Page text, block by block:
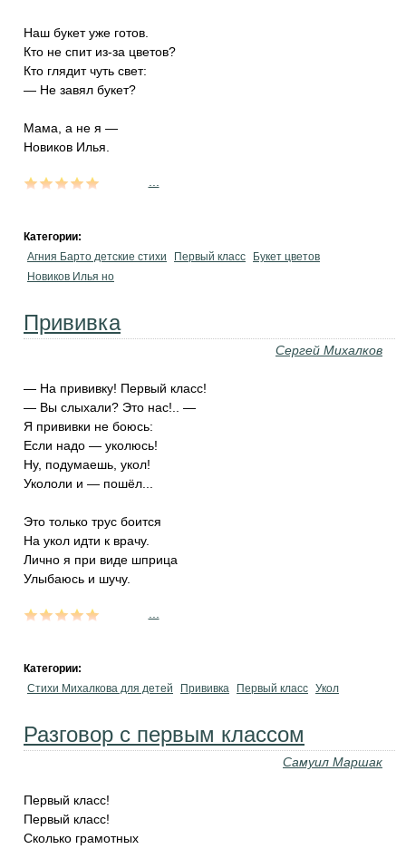
Наш букет уже готов.
Кто не спит из-за цветов?
Кто глядит чуть свет:
— Не завял букет?
Мама, а не я —
Новиков Илья.
Категории:
Агния Барто детские стихи
Первый класс
Букет цветов
Новиков Илья но
Прививка
Сергей Михалков
— На прививку! Первый класс!
— Вы слыхали? Это нас!.. —
Я прививки не боюсь:
Если надо — уколюсь!
Ну, подумаешь, укол!
Укололи и — пошёл...
Это только трус боится
На укол идти к врачу.
Лично я при виде шприца
Улыбаюсь и шучу.
Категории:
Стихи Михалкова для детей
Прививка Первый класс Укол
Разговор с первым классом
Самуил Маршак
Первый класс!
Первый класс!
Сколько грамотных